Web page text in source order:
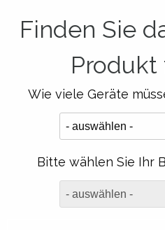
Finden Sie
Produkt
Wie viele Geräte
Bitte wählen Sie Ihr